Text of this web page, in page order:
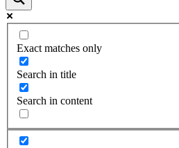
Exact matches only
Search in title
Search in content